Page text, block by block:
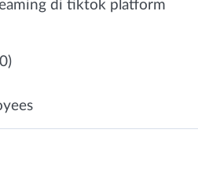
di tiktok platform